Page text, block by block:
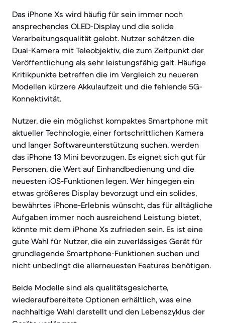
Das iPhone Xs wird häufig für sein immer noch
ansprechendes OLED-Display und die solide
Verarbeitungsqualität gelobt. Nutzer schätzen die
Dual-Kamera mit Teleobjektiv, die zum Zeitpunkt der
Veröffentlichung als sehr leistungsfähig galt. Häufige
Kritikpunkte betreffen die im Vergleich zu neueren
Modellen kürzere Akkulaufzeit und die fehlende 5G-
Konnektivität.
Nutzer, die ein möglichst kompaktes Smartphone mit
aktueller Technologie, einer fortschrittlichen Kamera
und langer Softwareunterstützung suchen, werden
das iPhone 13 Mini bevorzugen. Es eignet sich gut für
Personen, die Wert auf Einhandbedienung und die
neuesten iOS-Funktionen legen. Wer hingegen ein
etwas größeres Display bevorzugt und ein solides,
bewährtes iPhone-Erlebnis wünscht, das für alltägliche
Aufgaben immer noch ausreichend Leistung bietet,
könnte mit dem iPhone Xs zufrieden sein. Es ist eine
gute Wahl für Nutzer, die ein zuverlässiges Gerät für
grundlegende Smartphone-Funktionen suchen und
nicht unbedingt die allerneuesten Features benötigen.
Beide Modelle sind als qualitätsgesicherte,
wiederaufbereitete Optionen erhältlich, was eine
nachhaltige Wahl darstellt und den Lebenszyklus der